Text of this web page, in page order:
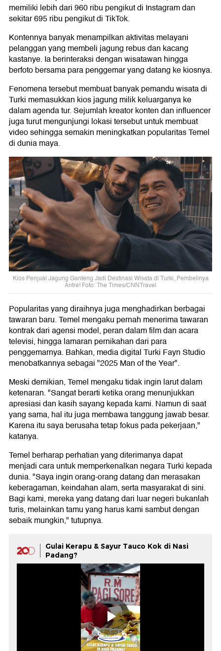
memiliki lebih dari 960 ribu pengikut di Instagram dan
sekitar 695 ribu pengikut di TikTok.
Kontennya banyak menampilkan aktivitas melayani
pelanggan yang membeli jagung rebus dan kacang
kastanye. Ia berinteraksi dengan wisatawan hingga
berfoto bersama para penggemar yang datang ke kiosnya.
Fenomena tersebut membuat banyak pemandu wisata di
Turki memasukkan kios jagung milik keluarganya ke
dalam agenda tur. Sejumlah kreator konten dan influencer
juga turut mengunjungi lokasi tersebut untuk membuat
video sehingga semakin meningkatkan popularitas Temel
di dunia maya.
Kios Penjual Jagung Ganteng Jadi Destinasi Wisata di Turki, Pembelinya
Antre! Foto: The Times/CNNTravel
Popularitas yang diraihnya juga menghadirkan berbagai
tawaran baru. Temel mengaku pernah menerima tawaran
kontrak dari agensi model, peran dalam film dan acara
televisi, hingga lamaran pernikahan dari para
penggemarnya. Bahkan, media digital Turki Fayn Studio
menobatkannya sebagai "2025 Man of the Year".
Meski demikian, Temel mengaku tidak ingin larut dalam
ketenaran. "Sangat berarti ketika orang menunjukkan
apresiasi dan kasih sayang kepada kami. Namun di saat
yang sama, hal itu juga membawa tanggung jawab besar.
Karena itu saya berusaha tetap fokus pada pekerjaan,"
katanya.
Temel berharap perhatian yang diterimanya dapat
menjadi cara untuk memperkenalkan negara Turki kepada
dunia. "Saya ingin orang-orang datang dan merasakan
keberagaman, keindahan alam, serta masyarakat di sini.
Bagi kami, mereka yang datang dari luar negeri bukanlah
turis, melainkan tamu yang harus kami sambut dengan
sebaik mungkin," tutupnya.
Gulai Kerapu & Sayur Tauco Kok di Nasi
Padang?